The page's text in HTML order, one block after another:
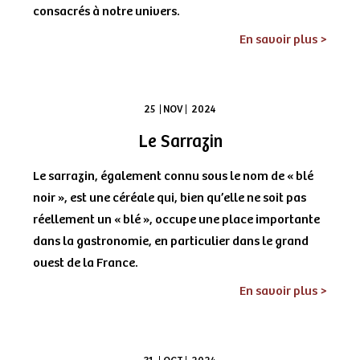
consacrés à notre univers.
En savoir plus >
25 NOV 2024
Le Sarrazin
Le sarrazin, également connu sous le nom de « blé
noir », est une céréale qui, bien qu’elle ne soit pas
réellement un « blé », occupe une place importante
dans la gastronomie, en particulier dans le grand
ouest de la France.
En savoir plus >